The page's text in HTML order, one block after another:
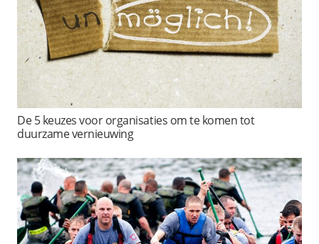
De 5 keuzes voor organisaties om te komen tot
duurzame vernieuwing